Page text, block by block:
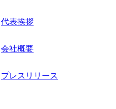
代表挨拶
会社概要
プレスリリース